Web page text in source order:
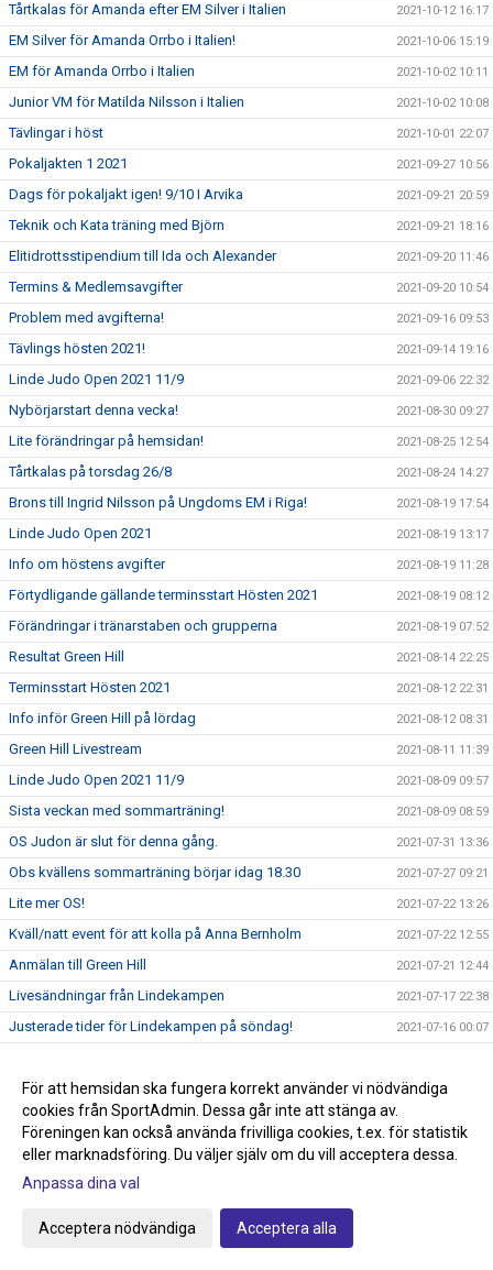
Tårtkalas för Amanda efter EM Silver i Italien 2021-10-12 16:17
EM Silver för Amanda Orrbo i Italien! 2021-10-06 15:19
EM för Amanda Orrbo i Italien 2021-10-02 10:11
Junior VM för Matilda Nilsson i Italien 2021-10-02 10:08
Tävlingar i höst 2021-10-01 22:07
Pokaljakten 1 2021 2021-09-27 10:56
Dags för pokaljakt igen! 9/10 I Arvika 2021-09-21 20:59
Teknik och Kata träning med Björn 2021-09-21 18:16
Elitidrottsstipendium till Ida och Alexander 2021-09-20 11:46
Termins & Medlemsavgifter 2021-09-20 10:54
Problem med avgifterna! 2021-09-16 09:53
Tävlings hösten 2021! 2021-09-14 19:16
Linde Judo Open 2021 11/9 2021-09-06 22:32
Nybörjarstart denna vecka! 2021-08-30 09:27
Lite förändringar på hemsidan! 2021-08-25 12:54
Tårtkalas på torsdag 26/8 2021-08-24 14:27
Brons till Ingrid Nilsson på Ungdoms EM i Riga! 2021-08-19 17:54
Linde Judo Open 2021 2021-08-19 13:17
Info om höstens avgifter 2021-08-19 11:28
Förtydligande gällande terminsstart Hösten 2021 2021-08-19 08:12
Förändringar i tränarstaben och grupperna 2021-08-19 07:52
Resultat Green Hill 2021-08-14 22:25
Terminsstart Hösten 2021 2021-08-12 22:31
Info inför Green Hill på lördag 2021-08-12 08:31
Green Hill Livestream 2021-08-11 11:39
Linde Judo Open 2021 11/9 2021-08-09 09:57
Sista veckan med sommarträning! 2021-08-09 08:59
OS Judon är slut för denna gång. 2021-07-31 13:36
Obs kvällens sommarträning börjar idag 18.30 2021-07-27 09:21
Lite mer OS! 2021-07-22 13:26
Kväll/natt event för att kolla på Anna Bernholm 2021-07-22 12:55
Anmälan till Green Hill 2021-07-21 12:44
Livesändningar från Lindekampen 2021-07-17 22:38
Justerade tider för Lindekampen på söndag! 2021-07-16 00:07
Frågor ang Smoothcomp systemet 2021-07-05 09:18
Glöm inte att anmäla till Lindekampen den 18/7 2021-07-05 08:50
Tävling Green Hill 14/8 Stockholm 2021-07-01 08:37
Idag börjar sommarträningen och Tävling på gång!
Nytt tävlingssystem för Judotävlingar
Sommarträning från och med 29/6 kl 17.30-18.45
För att hemsidan ska fungera korrekt använder vi nödvändiga
cookies från SportAdmin. Dessa går inte att stänga av.
Föreningen kan också använda frivilliga cookies, t.ex. för statistik
eller marknadsföring. Du väljer själv om du vill acceptera dessa.
Anpassa dina val
Acceptera nödvändiga Acceptera alla